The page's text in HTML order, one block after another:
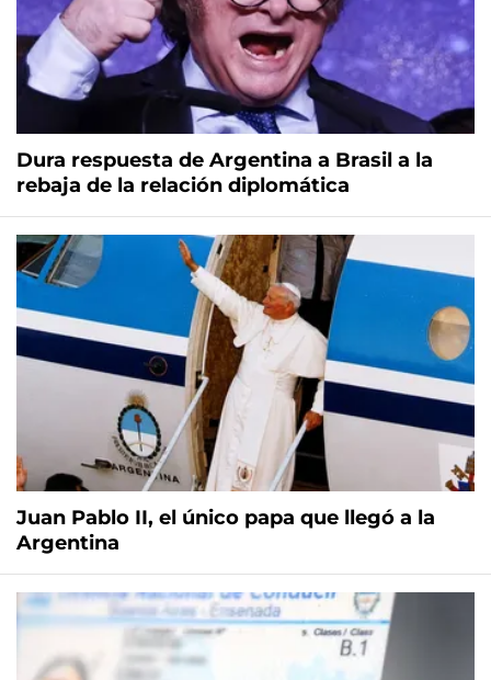
Dura respuesta de Argentina a Brasil a la
rebaja de la relación diplomática
Juan Pablo II, el único papa que llegó a la
Argentina